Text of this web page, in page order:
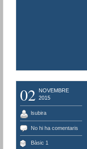
02
NOVEMBRE
2015
lsubira
No hi ha comentaris
Bàsic 1